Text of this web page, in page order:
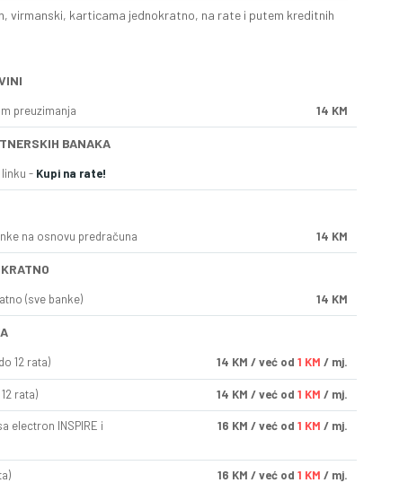
virmanski, karticama jednokratno, na rate i putem kreditnih
preuzimanja 14 KM
BANAKA
- Kupi na rate!
na osnovu predračuna 14 KM
(sve banke) 14 KM
12 rata) 14 KM / već od 1 KM / mj.
rata) 14 KM / već od 1 KM / mj.
electron INSPIRE i
16 KM / već od 1 KM / mj.
16 KM / već od 1 KM / mj.